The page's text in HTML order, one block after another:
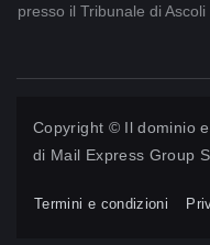
presso il Tribunale di
Copyright © Il dominio
di Mail Express Group
Termini e condizioni